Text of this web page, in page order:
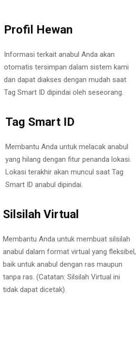
Profil Hewan
Informasi terkait anabul Anda akan
otomatis tersimpan dalam sistem kami
dan dapat diakses dengan mudah saat
Tag Smart ID dipindai oleh seseorang.
Tag Smart ID
Membantu Anda untuk melacak anabul
yang hilang dengan fitur penanda lokasi.
Lokasi terakhir akan muncul saat Tag
Smart ID anabul dipindai.
Silsilah Virtual
Membantu Anda untuk membuat silsilah
anabul dalam format virtual yang fleksibel,
baik untuk anabul dengan ras maupun
tanpa ras. (Catatan: Silsilah Virtual ini
tidak dapat dicetak).